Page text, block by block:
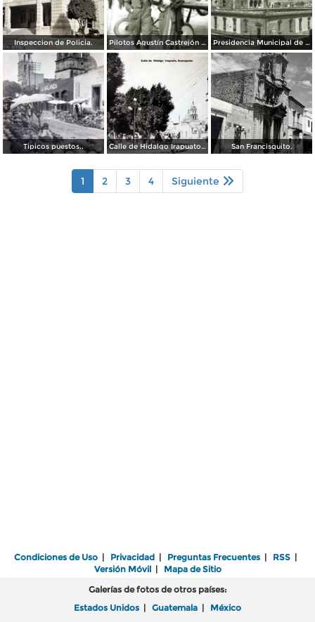
Inspeccion de Policia. Pilotos Agustín Castrejón & María Cedillo, Guerra Cristera, Irapuato 1928 Presidencia Municipal de Irapuato 1929
Tipicos puestos.. Calle de Hidalgo Irapuato, Guanajuato ( Circulada el 27 de Febrero de 1926 ). San Francisquito.
1 2 3 4 Siguiente
Condiciones de Uso | Privacidad | Preguntas Frecuentes | RSS |
Versión Móvil| Mapa de Sitio
Galerías de fotos de otros países:
Estados Unidos | Guatemala | México